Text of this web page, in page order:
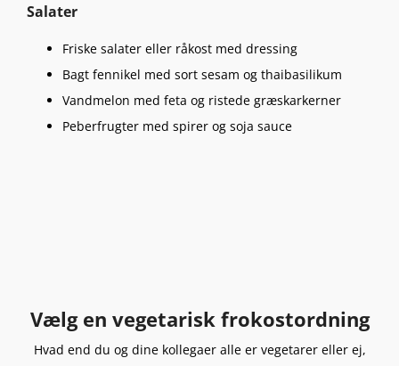
Salater
Friske salater eller råkost med dressing
Bagt fennikel med sort sesam og thaibasilikum
Vandmelon med feta og ristede græskarkerner
Peberfrugter med spirer og soja sauce
Vælg en vegetarisk frokostordning
Hvad end du og dine kollegaer alle er vegetarer eller ej,